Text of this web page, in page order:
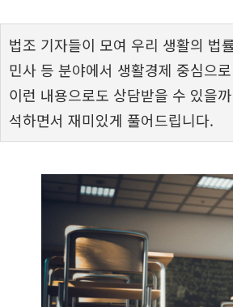
법조 기자들이 모여 우리 생활의 법
민사 등 분야에서 생활경제 중심으
이런 내용으로도 상담받을 수 있을
석하면서 재미있게 풀어드립니다.